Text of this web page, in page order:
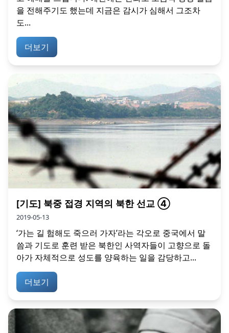
을 전해주기도 했는데 지금은 감시가 심해서 그조차
도...
더보기
[기도] 북중 접경 지역의 북한 선교 ④
2019-05-13
‘가는 길 험해도 죽으러 가자’라는 각오로 중국에서 말
씀과 기도로 훈련 받은 북한인 사역자들이 고향으로 돌
아가 자체적으로 성도를 양육하는 일을 감당하고...
더보기